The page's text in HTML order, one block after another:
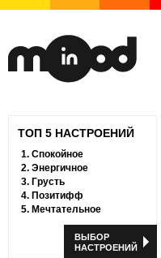
ТОП 5 НАСТРОЕНИЙ
1. Спокойное
2. Энергичное
3. Грусть
4. Позитифф
5. Мечтательное
ВЫБОР
НАСТРОЕНИЙ